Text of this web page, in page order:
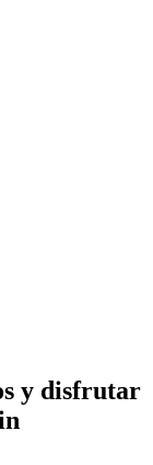
y disfrutar